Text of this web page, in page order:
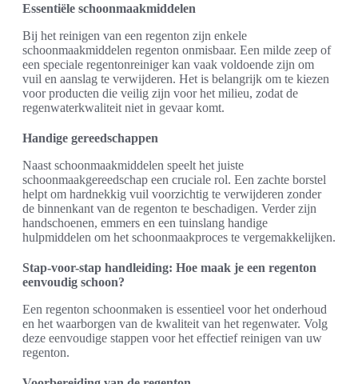
Essentiële schoonmaakmiddelen
Bij het reinigen van een regenton zijn enkele
schoonmaakmiddelen regenton onmisbaar. Een milde zeep of
een speciale regentonreiniger kan vaak voldoende zijn om
vuil en aanslag te verwijderen. Het is belangrijk om te kiezen
voor producten die veilig zijn voor het milieu, zodat de
regenwaterkwaliteit niet in gevaar komt.
Handige gereedschappen
Naast schoonmaakmiddelen speelt het juiste
schoonmaakgereedschap een cruciale rol. Een zachte borstel
helpt om hardnekkig vuil voorzichtig te verwijderen zonder
de binnenkant van de regenton te beschadigen. Verder zijn
handschoenen, emmers en een tuinslang handige
hulpmiddelen om het schoonmaakproces te vergemakkelijken.
Stap-voor-stap handleiding: Hoe maak je een regenton
eenvoudig schoon?
Een regenton schoonmaken is essentieel voor het onderhoud
en het waarborgen van de kwaliteit van het regenwater. Volg
deze eenvoudige stappen voor het effectief reinigen van uw
regenton.